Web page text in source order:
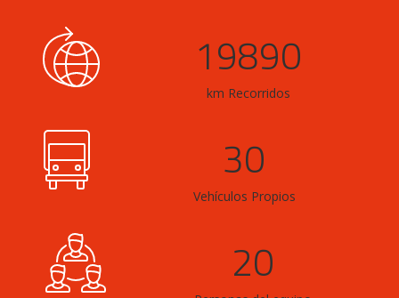
19945
km Recorridos
30
Vehículos Propios
20